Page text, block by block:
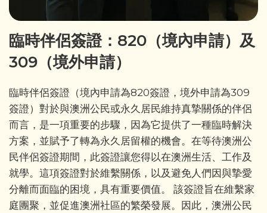
臨時伴侶簽證：820（境內申請）及
309（境外申請）
臨時伴侶簽證（境內申請為820簽證，境外申請為309
簽證）對於與澳洲公民或永久居民維持真摯關係的伴侶
而言，是一項重要的步驟，因為它提供了一種臨時解決
方案，並賦予了轉為永久居留權的機會。在等待澳洲公
民伴侶簽證期間，此簽證讓您得以在澳洲生活、工作及
就學。這項簽證對於維繫關係，以及避免人們因與摯愛
分離而面臨的困境，具有重要價值。 該簽證旨在維繫家
庭團聚，並促進澳洲社區的繁榮發展。因此，澳洲公民